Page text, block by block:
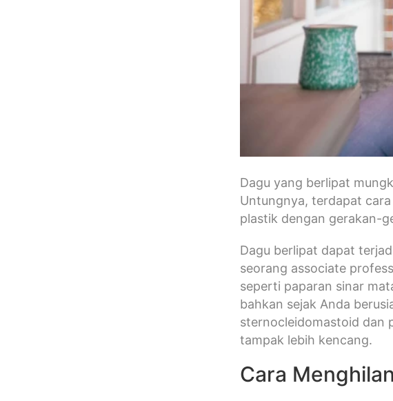
Dagu yang berlipat
Untungnya, terdapat
plastik dengan gerakan-
Dagu berlipat dapat
seorang associate
seperti paparan sinar
bahkan sejak Anda
sternocleidomastoid dan
tampak lebih kencang.
Cara